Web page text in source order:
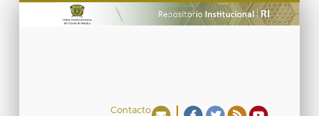
Contacto